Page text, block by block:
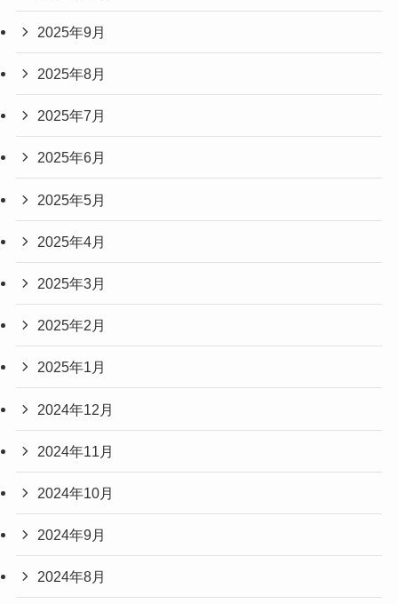
2025年9月
2025年8月
2025年7月
2025年6月
2025年5月
2025年4月
2025年3月
2025年2月
2025年1月
2024年12月
2024年11月
2024年10月
2024年9月
2024年8月